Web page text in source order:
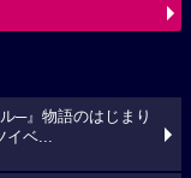
─』物語のはじまり
イベ...